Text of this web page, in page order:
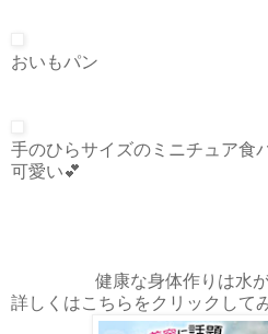
おいもパン
手のひらサイズのミニチュア食
可愛い💕
健康な身体作りは水
詳しくはこちらをクリックして